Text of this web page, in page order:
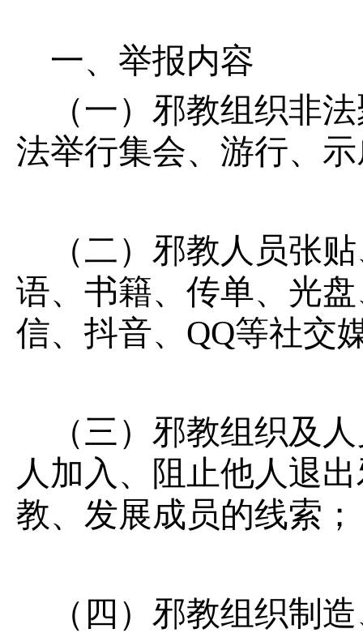
一、举报内容
（一）邪教组织非
法举行集会、游行、
（二）邪教人员张
语、书籍、传单、光
信、抖音、QQ等社交
（三）邪教组织及
人加入、阻止他人退
教、发展成员的线索；
（四）邪教组织制